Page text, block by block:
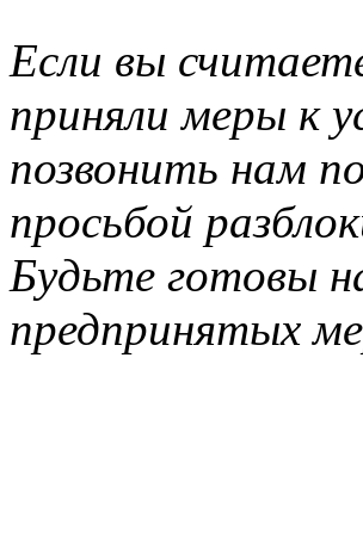
Если вы
приняли меры к
позвонить нам
просьбой
Будьте готовы
предпринятых